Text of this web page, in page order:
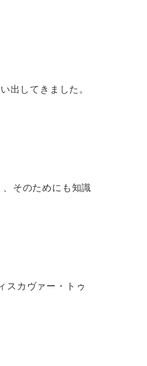
出してきました。
そのためにも知識
スカヴァー・トゥ